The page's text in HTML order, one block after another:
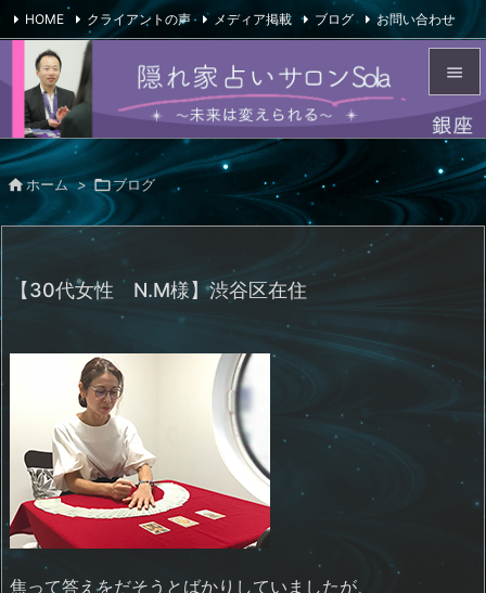


メニュ

サイド

HOME クライアントの声 メディア掲載 ブログ お問い合わせ
会社概要
ホーム > ブログ
【30代女性 N.M様】渋谷区在住
焦って答えをだそうとばかりしていましたが、